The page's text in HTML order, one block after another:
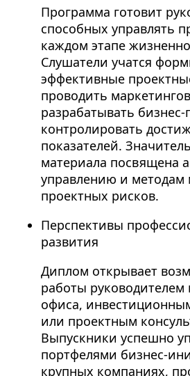
Программа готовит
способных управлять
каждом этапе
Слушатели учатся
эффективные
проводить
разрабатывать
контролировать
показателей.
материала посвящена
управлению и
проектных рисков.
Перспективы
развития
Диплом открывает
работы руководителем
офиса,
или проектным
Выпускники успешно
портфелями бизнес-
крупных компаниях,